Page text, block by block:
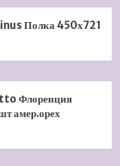
Полка 450х721
Флоренция
амер.орех